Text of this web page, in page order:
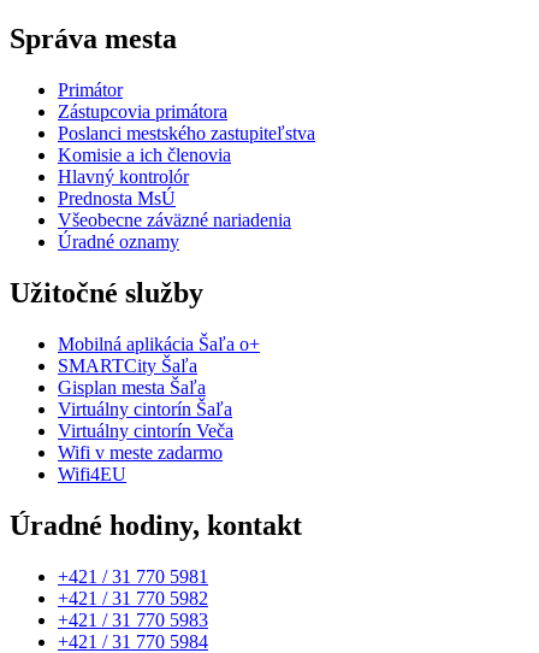
Správa mesta
Primátor
Zástupcovia primátora
Poslanci mestského zastupiteľstva
Komisie a ich členovia
Hlavný kontrolór
Prednosta MsÚ
Všeobecne záväzné nariadenia
Úradné oznamy
Užitočné služby
Mobilná aplikácia Šaľa o+
SMARTCity Šaľa
Gisplan mesta Šaľa
Virtuálny cintorín Šaľa
Virtuálny cintorín Veča
Wifi v meste zadarmo
Wifi4EU
Úradné hodiny, kontakt
+421 / 31 770 5981
+421 / 31 770 5982
+421 / 31 770 5983
+421 / 31 770 5984